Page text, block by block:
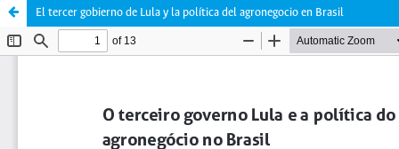
El tercer gobierno de Lula y la política del agronegocio en Brasil